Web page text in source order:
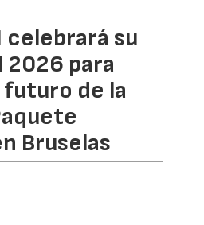
celebrará su
2026 para
de la
Bruselas